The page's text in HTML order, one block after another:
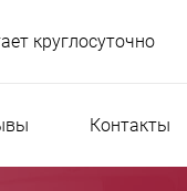
круглосуточно
Контакты